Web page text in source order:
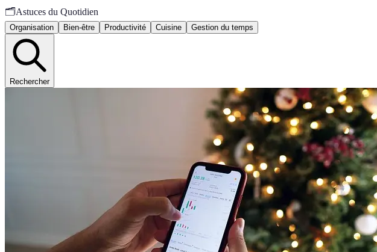
🗂️Astuces du Quotidien
Organisation Bien-être Productivité Cuisine Gestion du temps
Rechercher